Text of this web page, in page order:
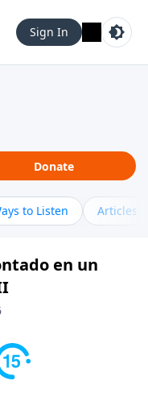
Sign In
Donate
to Listen Articles
en un